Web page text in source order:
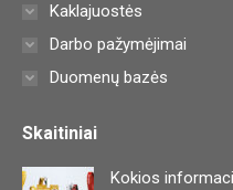
Kaklajuostės
Darbo pažymėjimai
Duomenų bazės
Skaitiniai
Kokios